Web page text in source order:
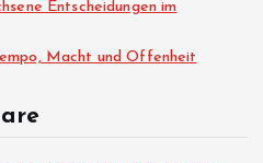
Entscheidungen im
Macht und Offenheit